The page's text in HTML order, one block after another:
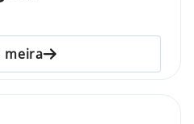
meira